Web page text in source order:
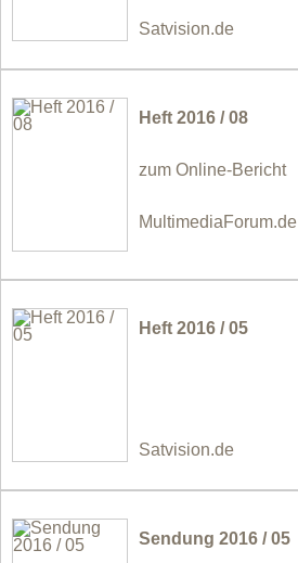
Satvision.de
Heft 2016 / 08
zum Online-Bericht
MultimediaForum.de
Heft 2016 / 05
Satvision.de
Sendung 2016 / 05